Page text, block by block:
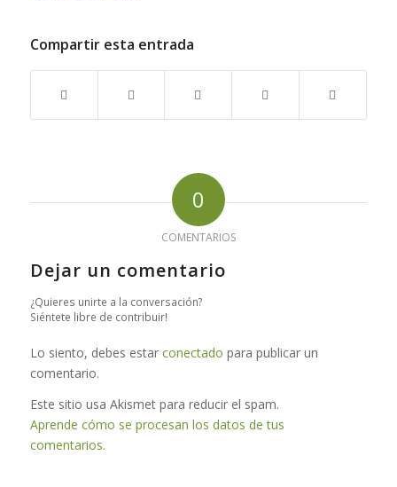
Compartir esta entrada
0
COMENTARIOS
Dejar un comentario
¿Quieres unirte a la conversación?
Siéntete libre de contribuir!
Lo siento, debes estar conectado para publicar un
comentario.
Este sitio usa Akismet para reducir el spam.
Aprende cómo se procesan los datos de tus
comentarios.